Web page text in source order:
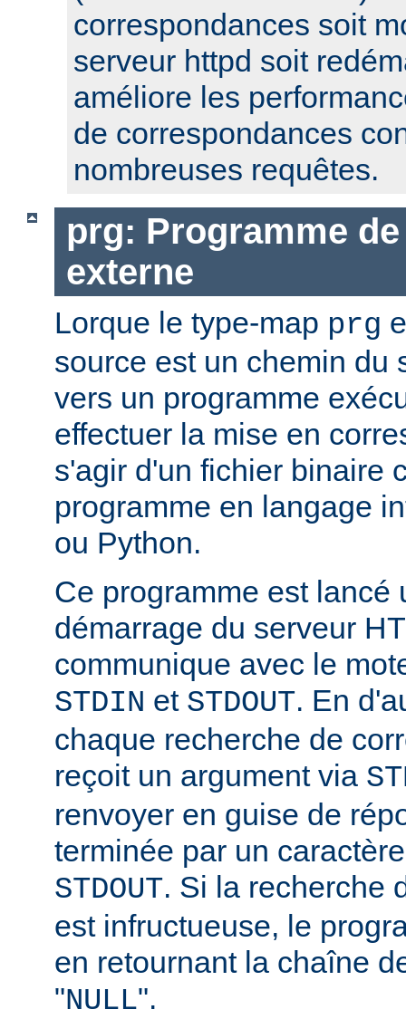
correspondances soit
serveur httpd soit
améliore les
de correspondances
nombreuses requêtes.
prg: Programme
externe
Lorque le type-map prg
source est un chemin du
vers un programme
effectuer la mise en
s'agir d'un fichier binaire
programme en langage
ou Python.
Ce programme est lancé
démarrage du serveur
communique avec le
STDIN et STDOUT. En
chaque recherche de
reçoit un argument via
renvoyer en guise de
terminée par un
STDOUT. Si la recherche
est infructueuse, le
en retournant la chaîne
"NULL".